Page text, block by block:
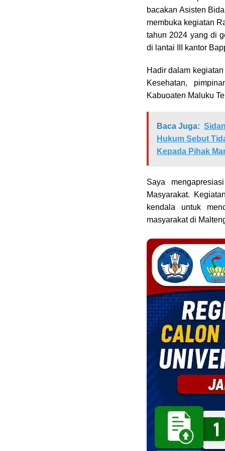
bacakan Asisten
membuka kegiatan
tahun 2024 yang di
di lantai III kantor
Hadir dalam
Kesehatan,
Kabuoaten Maluku
Baca Juga:
Hukum Sebut
Kepada Pihak
Saya
Masyarakat.
kendala untuk
masyarakat di